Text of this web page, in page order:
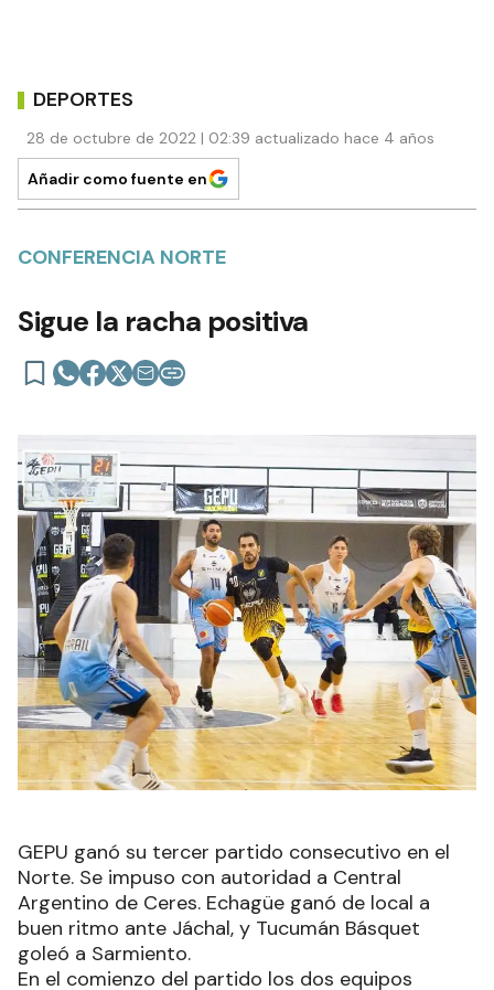
DEPORTES
28 de octubre de 2022 | 02:39 actualizado hace 4 años
Añadir como fuente en
CONFERENCIA NORTE
Sigue la racha positiva
GEPU ganó su tercer partido consecutivo en el
Norte. Se impuso con autoridad a Central
Argentino de Ceres. Echagüe ganó de local a
buen ritmo ante Jáchal, y Tucumán Básquet
goleó a Sarmiento.
En el comienzo del partido los dos equipos